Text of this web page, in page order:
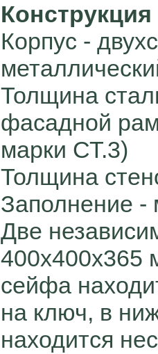
Конструкция
Корпус -
Толщина
фасадной
марки СТ.3)
Толщина
Заполнение -
Две
400х400х365
сейфа
на ключ, в
находится